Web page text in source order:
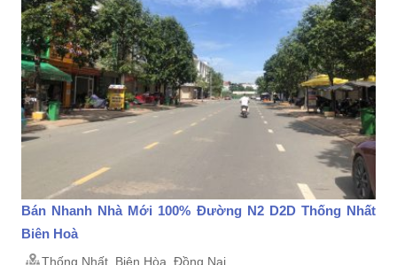
Bán Nhanh Nhà Mới 100% Đường N2 D2D Thống Nhất
Biên Hoà
Thống Nhất, Biên Hòa, Đồng Nai